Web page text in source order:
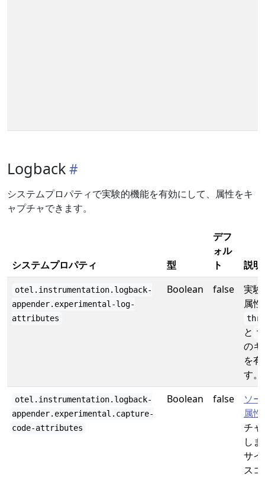
Logback
システムプロパティで実験的機能を有効にして、属性をキ
ャプチャできます。
システムプロパティ 型
デフ
ォル
ト
説明
otel.instrumentation.logback-
appender.experimental-log-
attributes
Boolean false
実
属性
と
の
を
す。
otel.instrumentation.logback-
appender.experimental.capture-
code-attributes
Boolean false
ソ
属性
チ
し
サ
ス